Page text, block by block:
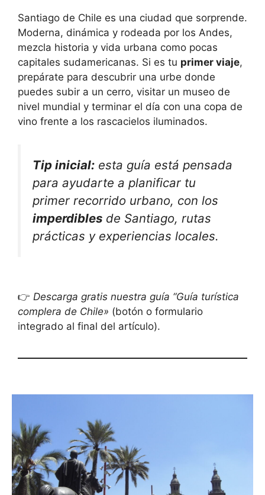
Santiago de Chile es una ciudad que sorprende.
Moderna, dinámica y rodeada por los Andes,
mezcla historia y vida urbana como pocas
capitales sudamericanas. Si es tu primer viaje,
prepárate para descubrir una urbe donde
puedes subir a un cerro, visitar un museo de
nivel mundial y terminar el día con una copa de
vino frente a los rascacielos iluminados.
Tip inicial: esta guía está pensada
para ayudarte a planificar tu
primer recorrido urbano, con los
imperdibles de Santiago, rutas
prácticas y experiencias locales.
👉 Descarga gratis nuestra guía “Guía turística
complera de Chile» (botón o formulario
integrado al final del artículo).